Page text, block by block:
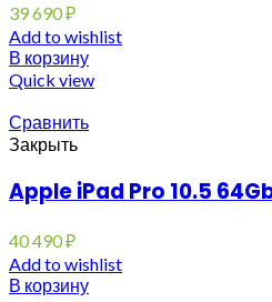
39 690₽
Add to wishlist
В корзину
Quick view
Сравнить
Закрыть
Apple iPad Pro 10.5
40 490₽
Add to wishlist
В корзину